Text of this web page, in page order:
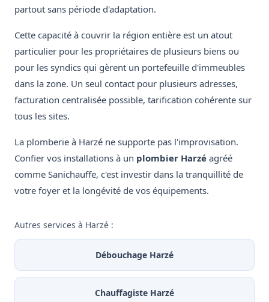
partout sans période d'adaptation.
Cette capacité à couvrir la région entière est un atout
particulier pour les propriétaires de plusieurs biens ou
pour les syndics qui gèrent un portefeuille d'immeubles
dans la zone. Un seul contact pour plusieurs adresses,
facturation centralisée possible, tarification cohérente sur
tous les sites.
La plomberie à Harzé ne supporte pas l'improvisation.
Confier vos installations à un plombier Harzé agréé
comme Sanichauffe, c'est investir dans la tranquillité de
votre foyer et la longévité de vos équipements.
Autres services à Harzé :
Débouchage Harzé
Chauffagiste Harzé